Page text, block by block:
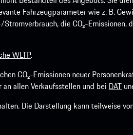
Fahrzeugparameter wie z. B.
die CO₂-Emissionen,
WLTP.
CO₂-Emissionen neuer
allen Verkaufsstellen und bei DAT
Die Darstellung kann teilweise